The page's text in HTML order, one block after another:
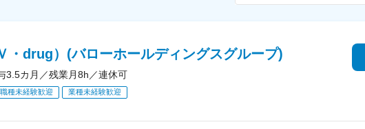
・drug）(バローホールディングスグループ)
3.5カ月／残業月8h／連休可
職種未経験歓迎 業種未経験歓迎